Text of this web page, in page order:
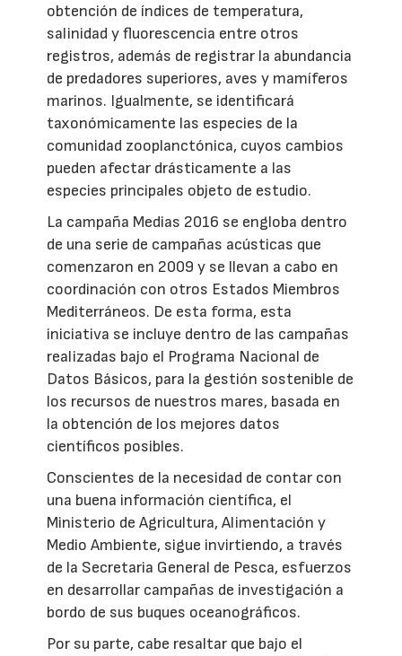
obtención de índices de temperatura,
salinidad y fluorescencia entre otros
registros, además de registrar la abundancia
de predadores superiores, aves y mamíferos
marinos. Igualmente, se identificará
taxonómicamente las especies de la
comunidad zooplanctónica, cuyos cambios
pueden afectar drásticamente a las
especies principales objeto de estudio.
La campaña Medias 2016 se engloba dentro
de una serie de campañas acústicas que
comenzaron en 2009 y se llevan a cabo en
coordinación con otros Estados Miembros
Mediterráneos. De esta forma, esta
iniciativa se incluye dentro de las campañas
realizadas bajo el Programa Nacional de
Datos Básicos, para la gestión sostenible de
los recursos de nuestros mares, basada en
la obtención de los mejores datos
científicos posibles.
Conscientes de la necesidad de contar con
una buena información científica, el
Ministerio de Agricultura, Alimentación y
Medio Ambiente, sigue invirtiendo, a través
de la Secretaria General de Pesca, esfuerzos
en desarrollar campañas de investigación a
bordo de sus buques oceanográficos.
Por su parte, cabe resaltar que bajo el